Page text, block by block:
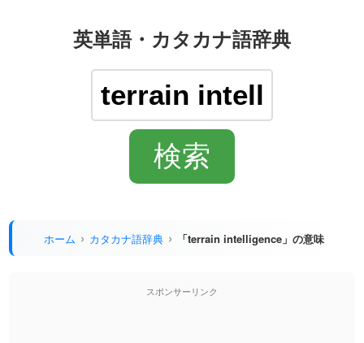
英単語・カタカナ語辞典
ホーム カタカナ語辞典 「terrain intelligence」の意味
スポンサーリンク